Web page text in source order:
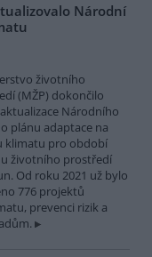
Národní
životního
(MŽP) dokončilo
Národního
plánu adaptace na
klimatu pro období
životního prostředí
Od roku 2021 už bylo
776 projektů
prevenci rizik a